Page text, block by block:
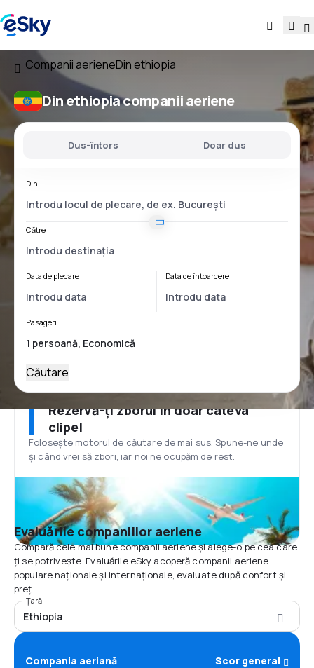
Companii aerieneDin ethiopia
Din ethiopia companii aeriene
Dus-întors Doar dus
Din
Către
Data de plecare Data de întoarcere
Pasageri
Căutare
Rezervă-ți zborul în doar câteva
clipe!
Folosește motorul de căutare de mai sus. Spune-ne unde
și când vrei să zbori, iar noi ne ocupăm de rest.
Evaluările companiilor aeriene
Compară cele mai bune companii aeriene și alege-o pe cea care
ți se potrivește. Evaluările eSky acoperă companii aeriene
populare naționale și internaționale, evaluate după confort și
preț.
Țară
Ethiopia
Compania aeriană Scor general